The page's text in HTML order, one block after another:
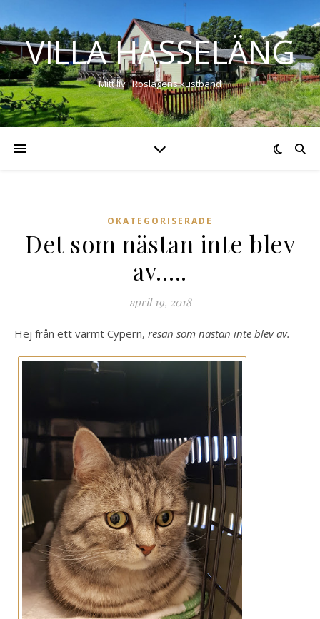
VILLA HASSELÄNG
Mitt liv i Roslagens kustband
OKATEGORISERADE
Det som nästan inte blev
av…..
april 19, 2018
Hej från ett varmt Cypern, resan som nästan inte blev av.